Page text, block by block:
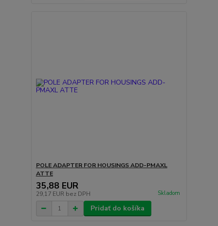
POLE ADAPTER FOR HOUSINGS ADD-PMAXL
ATTE
35,88 EUR
29,17 EUR bez DPH Skladom
Pridať do košíka